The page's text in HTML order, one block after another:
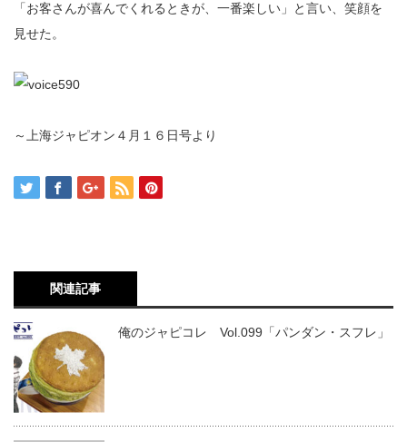
「お客さんが喜んでくれるときが、一番楽しい」と言い、笑顔を
見せた。
～上海ジャピオン４月１６日号より
関連記事
俺のジャピコレ Vol.099「パンダン・スフレ」